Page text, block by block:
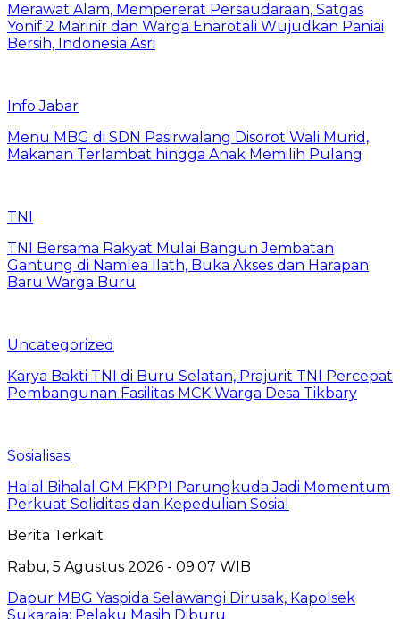
Merawat Alam, Mempererat Persaudaraan, Satgas
Yonif 2 Marinir dan Warga Enarotali Wujudkan Paniai
Bersih, Indonesia Asri
Info Jabar
Menu MBG di SDN Pasirwalang Disorot Wali Murid,
Makanan Terlambat hingga Anak Memilih Pulang
TNI
TNI Bersama Rakyat Mulai Bangun Jembatan
Gantung di Namlea Ilath, Buka Akses dan Harapan
Baru Warga Buru
Uncategorized
Karya Bakti TNI di Buru Selatan, Prajurit TNI Percepat
Pembangunan Fasilitas MCK Warga Desa Tikbary
Sosialisasi
Halal Bihalal GM FKPPI Parungkuda Jadi Momentum
Perkuat Soliditas dan Kepedulian Sosial
Berita Terkait
Rabu, 5 Agustus 2026 - 09:07 WIB
Dapur MBG Yaspida Selawangi Dirusak, Kapolsek
Sukaraja: Pelaku Masih Diburu